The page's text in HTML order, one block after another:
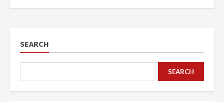
SEARCH
SEARCH